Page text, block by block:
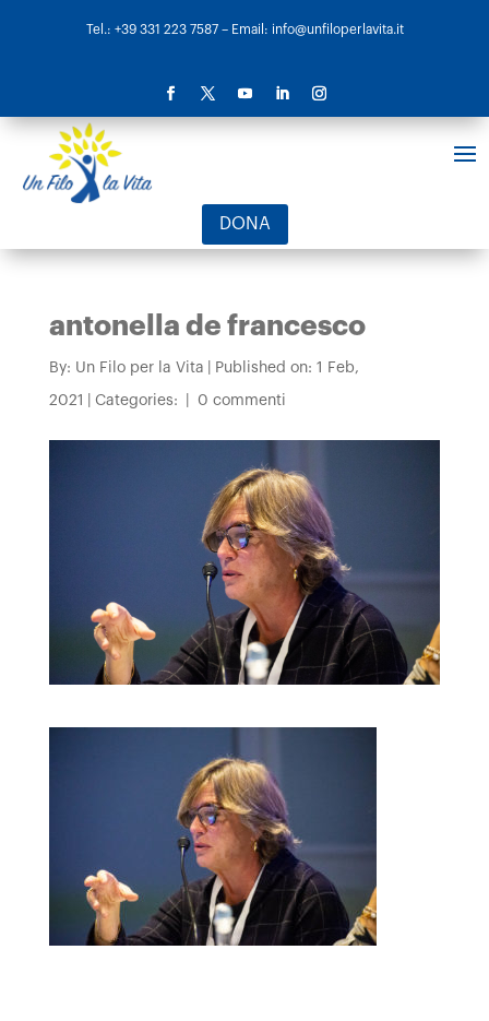
Tel.: +39 331 223 7587– Email: info@unfiloperlavita.it
DONA
antonella de francesco
By: Un Filo per la Vita Published on: 1 Feb,
2021 Categories: 0 commenti